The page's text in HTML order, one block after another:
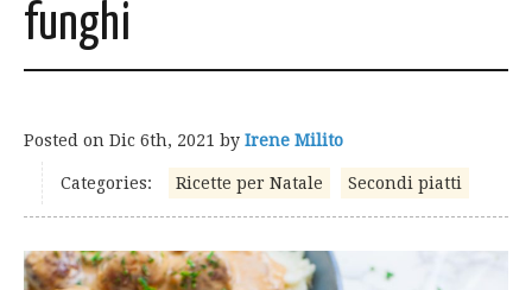
funghi
Posted on Dic 6th, 2021 by Irene Milito
Categories: Ricette per Natale Secondi piatti